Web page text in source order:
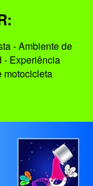
- Ambiente de
- Experiência
motocicleta